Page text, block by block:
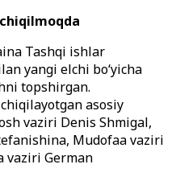
Tashqi ishlar
yangi elchi bo‘yicha
topshirgan.
asosiy
vaziri Denis Shmigal,
Mudofaa vaziri
vaziri German